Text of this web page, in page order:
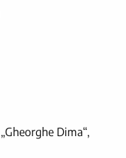
Dima“,